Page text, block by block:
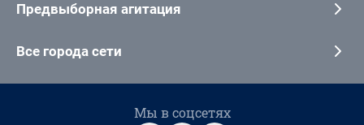
Предвыборная агитация
Все города сети
Мы в соцсетях